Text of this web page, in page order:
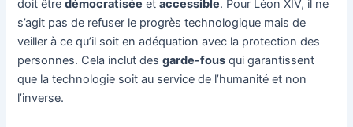
doit êtredémocratisée etaccessible. Pour Léon XIV, il ne
s’agit pas de refuser le progrès technologique mais de
veiller à ce qu’il soit en adéquation avec la protection des
personnes. Cela inclut desgarde-fous qui garantissent
que la technologie soit au service de l’humanité et non
l’inverse.